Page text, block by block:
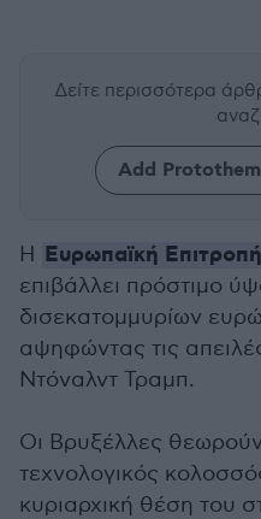
Δείτε περισσότερα
Add
Η Ευρωπαϊκή Επιτροπή
επιβάλλει πρόστιμο
δισεκατομμυρίων
αψηφώντας τις
Ντόναλντ Τραμπ.
Οι Βρυξέλλες θεωρούν
τεχνολογικός
κυριαρχική θέση του